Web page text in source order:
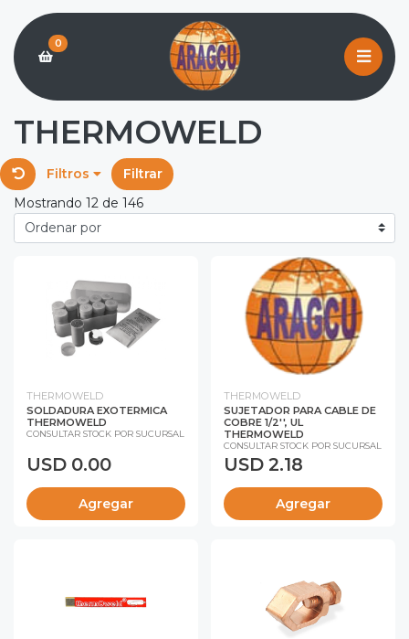
0
THERMOWELD
Filtros
Filtrar
Mostrando 12 de 146
THERMOWELD
SOLDADURA EXOTERMICA
THERMOWELD
CONSULTAR STOCK POR SUCURSAL
USD 0.00
Agregar
THERMOWELD
SUJETADOR PARA CABLE DE
COBRE 1/2'', UL
THERMOWELD
CONSULTAR STOCK POR SUCURSAL
USD 2.18
Agregar